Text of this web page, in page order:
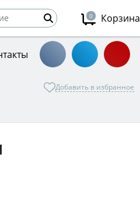
0 Корзина
Добавить в избранное